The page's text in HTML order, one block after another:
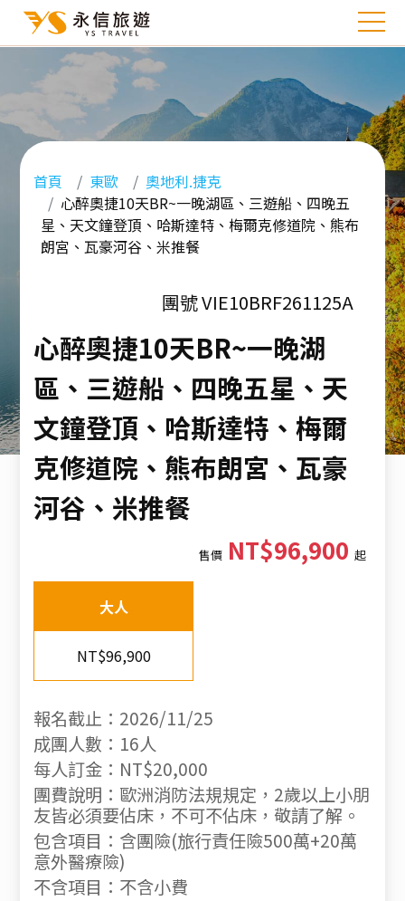
首頁 東歐
奧地利.捷克
心醉奧捷10天BR~一晚湖區、三遊船、四晚五
星、天文鐘登頂、哈斯達特、梅爾克修道院、熊布
朗宮、瓦豪河谷、米推餐
團號 VIE10BRF261125A
心醉奧捷10天BR~一晚湖
區、三遊船、四晚五星、天
文鐘登頂、哈斯達特、梅爾
克修道院、熊布朗宮、瓦豪
河谷、米推餐
售價NT$96,900 起
大人
NT$96,900
報名截止：2026/11/25
成團人數：16人
每人訂金：NT$20,000
團費說明：歐洲消防法規規定，2歲以上小朋
友皆必須要佔床，不可不佔床，敬請了解。
包含項目：含團險(旅行責任險500萬+20萬
意外醫療險)
不含項目：不含小費